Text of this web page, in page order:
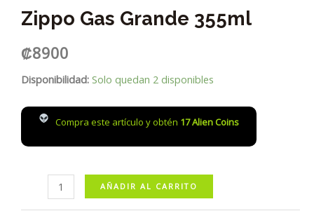
Zippo Gas Grande 355ml
₡8900
Disponibilidad: Solo quedan 2 disponibles
Compra este artículo y obtén 17Alien Coins
AÑADIR AL CARRITO